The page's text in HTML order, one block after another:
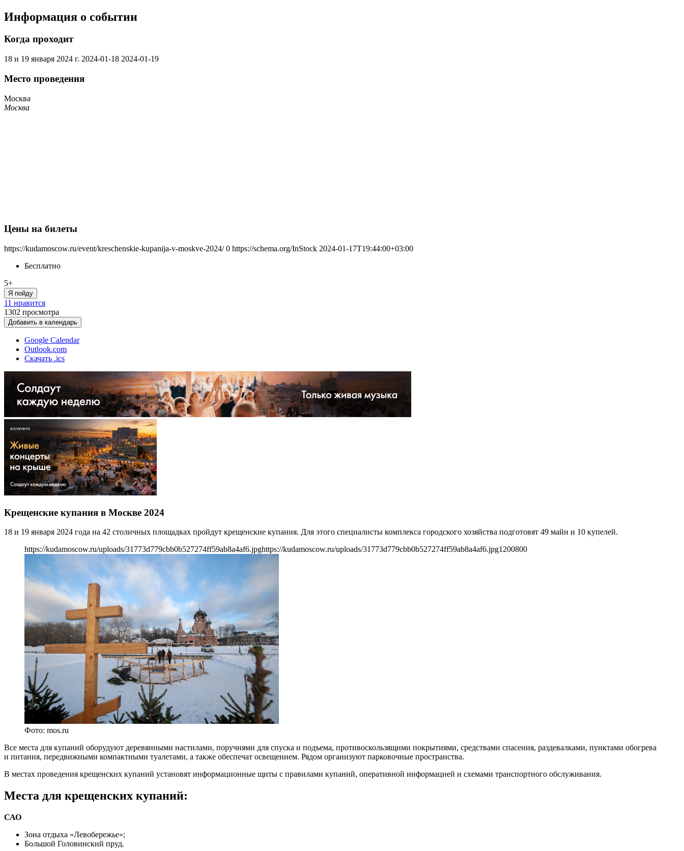
Информация о событии
Когда проходит
18 и 19 января 2024 г. 2024-01-18 2024-01-19
Место проведения
Москва
Москва
Цены на билеты
https://kudamoscow.ru/event/kreschenskie-kupanija-v-moskve-2024/ 0 https://schema.org/InStock 2024-01-17T19:44:00+03:00
Бесплатно
5+
Я пойду
11 нравится
1302 просмотра
Добавить в календарь
Google Calendar
Outlook.com
Скачать .ics
Крещенские купания в Москве 2024
18 и 19 января 2024 года на 42 столичных площадках пройдут крещенские купания. Для этого специалисты комплекса городского хозяйства подготовят 49 майн и 10 купелей.
https://kudamoscow.ru/uploads/31773d779cbb0b527274ff59ab8a4af6.jpghttps://kudamoscow.ru/uploads/31773d779cbb0b527274ff59ab8a4af6.jpg1200800
Фото: mos.ru
Все места для купаний оборудуют деревянными настилами, поручнями для спуска и подъема, противоскользящими покрытиями, средствами спасения, раздевалками, пунктами обогрева
и питания, передвижными компактными туалетами, а также обеспечат освещением. Рядом организуют парковочные пространства.
В местах проведения крещенских купаний установят информационные щиты с правилами купаний, оперативной информацией и схемами транспортного обслуживания.
Места для крещенских купаний:
САО
Зона отдыха «Левобережье»;
Большой Головинский пруд.